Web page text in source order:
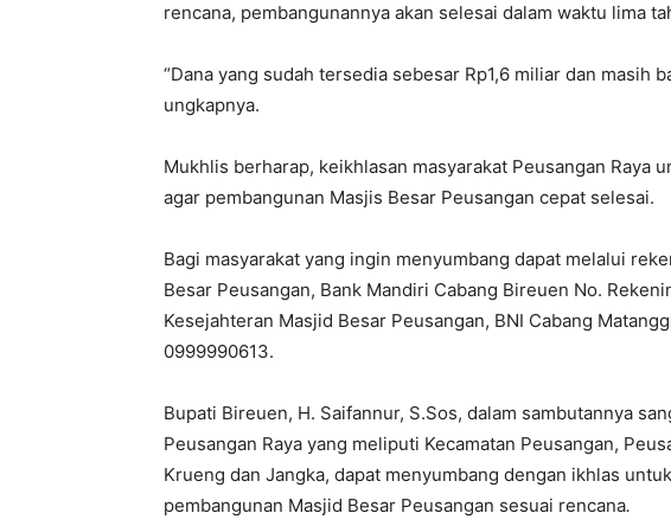
rencana, pembangunannya akan selesai dalam waktu lima
“Dana yang sudah tersedia sebesar Rp1,6 miliar dan masih
ungkapnya.
Mukhlis berharap, keikhlasan masyarakat Peusangan Raya
agar pembangunan Masjis Besar Peusangan cepat selesai.
Bagi masyarakat yang ingin menyumbang dapat melalui
Besar Peusangan, Bank Mandiri Cabang Bireuen No.
Kesejahteran Masjid Besar Peusangan, BNI Cabang
0999990613.
Bupati Bireuen, H. Saifannur, S.Sos, dalam sambutannya
Peusangan Raya yang meliputi Kecamatan Peusangan,
Krueng dan Jangka, dapat menyumbang dengan ikhlas
pembangunan Masjid Besar Peusangan sesuai rencana.